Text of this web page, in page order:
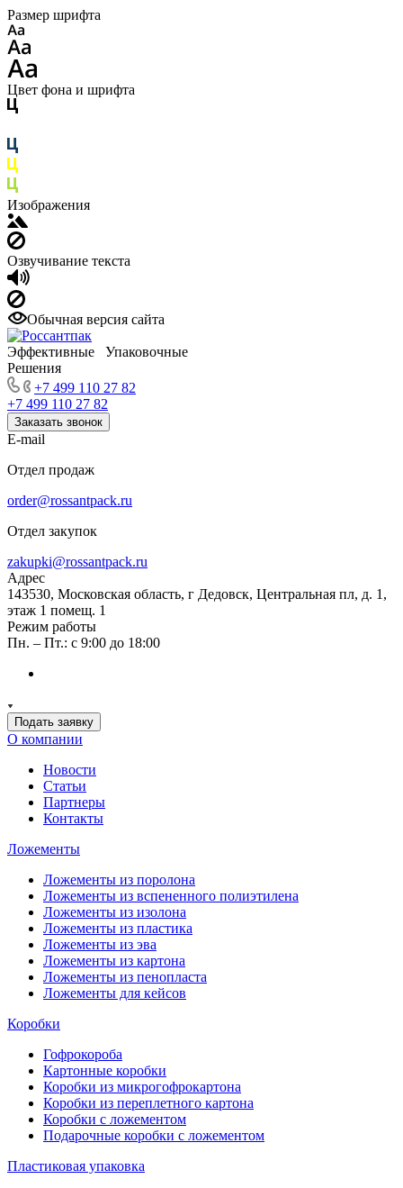
Размер шрифта
Цвет фона и шрифта
Изображения
Озвучивание текста
Обычная версия сайта
Эффективные Упаковочные
Решения
+7 499 110 27 82
+7 499 110 27 82
Заказать звонок
E-mail
Отдел продаж
order@rossantpack.ru
Отдел закупок
zakupki@rossantpack.ru
Адрес
143530, Московская область, г Дедовск, Центральная пл, д. 1,
этаж 1 помещ. 1
Режим работы
Пн. – Пт.: с 9:00 до 18:00
Подать заявку
О компании
Новости
Статьи
Партнеры
Контакты
Ложементы
Ложементы из поролона
Ложементы из вспененного полиэтилена
Ложементы из изолона
Ложементы из пластика
Ложементы из эва
Ложементы из картона
Ложементы из пенопласта
Ложементы для кейсов
Коробки
Гофрокороба
Картонные коробки
Коробки из микрогофрокартона
Коробки из переплетного картона
Коробки с ложементом
Подарочные коробки с ложементом
Пластиковая упаковка